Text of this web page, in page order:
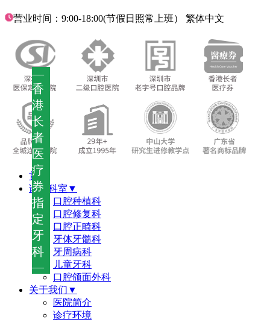
—
香
港
长
者
医
疗
券
指
定
牙
科
—
营业时间：9:00-18:00(节假日照常上班） 繁体中文
首页
诊疗科室▼
口腔种植科
口腔修复科
口腔正畸科
牙体牙髓科
牙周病科
儿童牙科
口腔颌面外科
关于我们▼
医院简介
诊疗环境